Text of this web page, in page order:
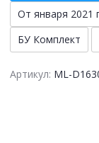
От января 2021
БУ Комплект
Артикул: ML-